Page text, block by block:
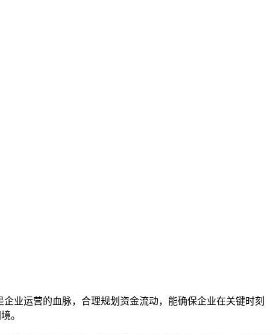
业运营的血脉，合理规划资金流动，能确保企业在关键时刻
。